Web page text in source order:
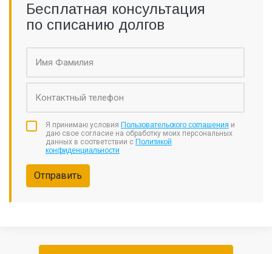
Бесплатная консультация
по списанию долгов
Я принимаю условия Пользовательского соглашения и
даю свое согласие на обработку моих персональных
данных в соответствии с Политикой
конфиденциальности
Отправить